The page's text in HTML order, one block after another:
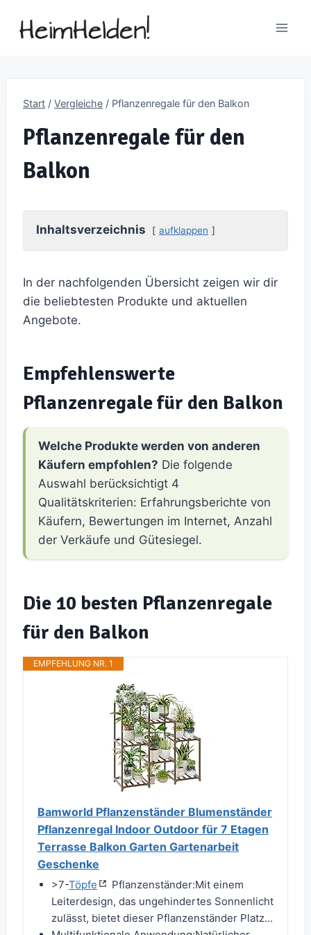
Inhalt
Start / Vergleiche / Pflanzenregale für den Balkon
Pflanzenregale für den
Balkon
Inhaltsverzeichnis aufklappen
In der nachfolgenden Übersicht zeigen wir dir
die beliebtesten Produkte und aktuellen
Angebote.
Empfehlenswerte
Pflanzenregale für den Balkon
Welche Produkte werden von anderen
Käufern empfohlen? Die folgende
Auswahl berücksichtigt 4
Qualitätskriterien: Erfahrungsberichte von
Käufern, Bewertungen im Internet, Anzahl
der Verkäufe und Gütesiegel.
Die 10 besten Pflanzenregale
für den Balkon
EMPFEHLUNG NR. 1
Bamworld Pflanzenständer Blumenständer
Pflanzenregal Indoor Outdoor für 7 Etagen
Terrasse Balkon Garten Gartenarbeit
Geschenke
>7-Töpfe
Pflanzenständer:Mit einem
Leiterdesign, das ungehindertes Sonnenlicht
zulässt, bietet dieser Pflanzenständer Platz...